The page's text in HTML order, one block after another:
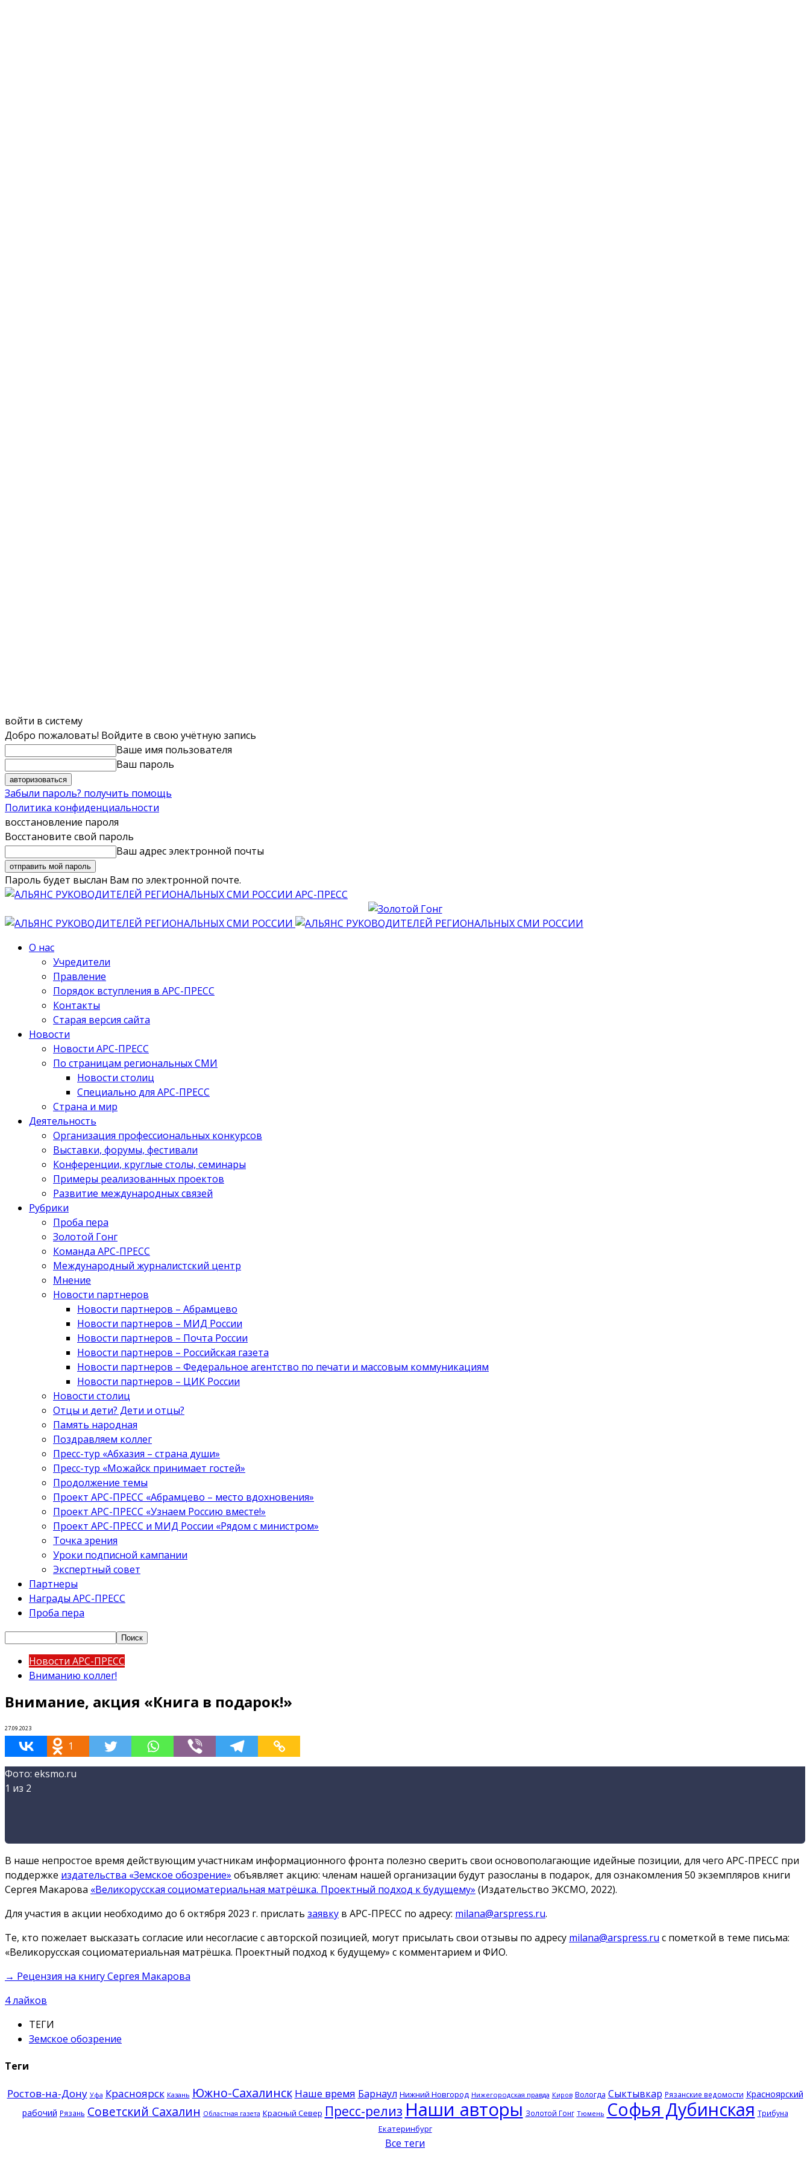
войти в систему
Добро пожаловать! Войдите в свою учётную запись
Ваше имя пользователя
Ваш пароль
Забыли пароль? получить помощь
Политика конфиденциальности
восстановление пароля
Восстановите свой пароль
Ваш адрес электронной почты
Пароль будет выслан Вам по электронной почте.
АРС-ПРЕСС
О нас
Учредители
Правление
Порядок вступления в АРС-ПРЕСС
Контакты
Старая версия сайта
Новости
Новости АРС-ПРЕСС
По страницам региональных СМИ
Новости столиц
Специально для АРС-ПРЕСС
Страна и мир
Деятельность
Организация профессиональных конкурсов
Выставки, форумы, фестивали
Конференции, круглые столы, семинары
Примеры реализованных проектов
Развитие международных связей
Рубрики
Проба пера
Золотой Гонг
Команда АРС-ПРЕСС
Международный журналистский центр
Мнение
Новости партнеров
Новости партнеров – Абрамцево
Новости партнеров – МИД России
Новости партнеров – Почта России
Новости партнеров – Российская газета
Новости партнеров – Федеральное агентство по печати и массовым коммуникациям
Новости партнеров – ЦИК России
Новости столиц
Отцы и дети? Дети и отцы?
Память народная
Поздравляем коллег
Пресс-тур «Абхазия – страна души»
Пресс-тур «Можайск принимает гостей»
Продолжение темы
Проект АРС-ПРЕСС «Абрамцево – место вдохновения»
Проект АРС-ПРЕСС «Узнаем Россию вместе!»
Проект АРС-ПРЕСС и МИД России «Рядом с министром»
Точка зрения
Уроки подписной кампании
Экспертный совет
Партнеры
Награды АРС-ПРЕСС
Проба пера
Новости АРС-ПРЕСС
Вниманию коллег!
Внимание, акция «Книга в подарок!»
27.09.2023
1
Фото: eksmo.ru
1 из 2
В наше непростое время действующим участникам информационного фронта полезно сверить свои основополагающие идейные позиции, для чего АРС-ПРЕСС при
поддержке издательства «Земское обозрение» объявляет акцию: членам нашей организации будут разосланы в подарок, для ознакомления 50 экземпляров книги
Сергея Макарова «Великорусская социоматериальная матрёшка. Проектный подход к будущему» (Издательство ЭКСМО, 2022).
Для участия в акции необходимо до 6 октября 2023 г. прислать заявку в АРС-ПРЕСС по адресу: milana@arspress.ru.
Те, кто пожелает высказать согласие или несогласие с авторской позицией, могут присылать свои отзывы по адресу milana@arspress.ru с пометкой в теме письма:
«Великорусская социоматериальная матрёшка. Проектный подход к будущему» с комментарием и ФИО.
→ Рецензия на книгу Сергея Макарова
4лайков
ТЕГИ
Земское обозрение
Теги
Ростов-на-Дону Уфа Красноярск Казань Южно-Сахалинск Наше время Барнаул Нижний Новгород Нижегородская правда Киров Вологда Сыктывкар Рязанские ведомости Красноярский
рабочий Рязань Советский Сахалин Областная газета Красный Север Пресс-релиз Наши авторы Золотой Гонг Тюмень Софья Дубинская Трибуна
Екатеринбург
Все теги